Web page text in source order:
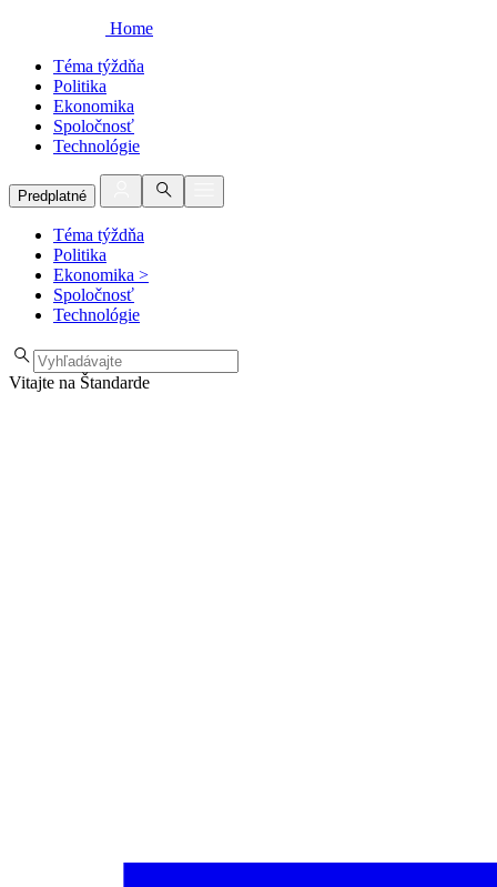
Home
Téma týždňa
Politika
Ekonomika
Spoločnosť
Technológie
Predplatné
Téma týždňa
Politika
Ekonomika >
Spoločnosť
Technológie
Vitajte na Štandarde